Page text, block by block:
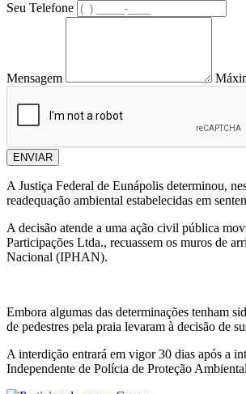
Seu Telefone
Mensagem
ENVIAR
A Justiça Federal de Eunápolis determinou,
readequação ambiental estabelecidas em
A decisão atende a uma ação civil pública
Participações Ltda., recuassem os muros de
Nacional (IPHAN).
Embora algumas das determinações tenham
de pedestres pela praia levaram à decisão de
A interdição entrará em vigor 30 dias após a
Independente de Polícia de Proteção